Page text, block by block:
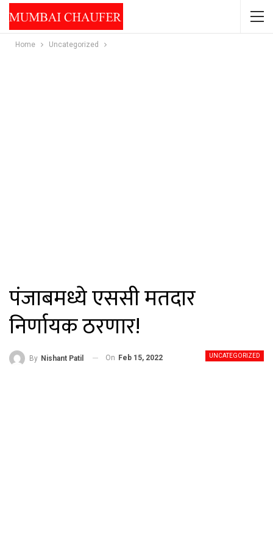
Home Uncategorized
पंजाबमध्ये एससी मतदार
निर्णायक ठरणार!
UNCATEGORIZED
By Nishant Patil On Feb 15, 2022